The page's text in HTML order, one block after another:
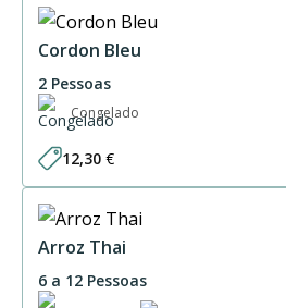
Cordon Bleu
2 Pessoas
Congelado
12,30 €
Arroz Thai
6 a 12 Pessoas